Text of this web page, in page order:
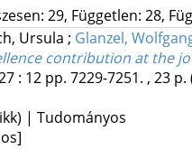
29, Független: 28,
Ursula ; Glanzel,
contribution at the
: 12 pp. 7229-7251. , 23 p.
| Tudományos